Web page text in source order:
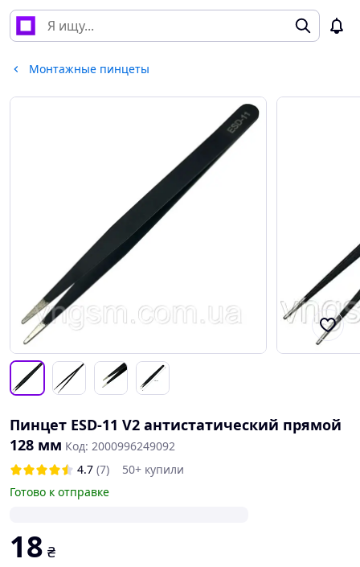
Монтажные пинцеты
Пинцет ESD-11 V2 антистатический прямой
128 мм Код: 2000996249092
4.7 (7)
50+ купили
Готово к отправке
18 ₴